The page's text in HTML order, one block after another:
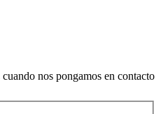
nos pongamos en contacto